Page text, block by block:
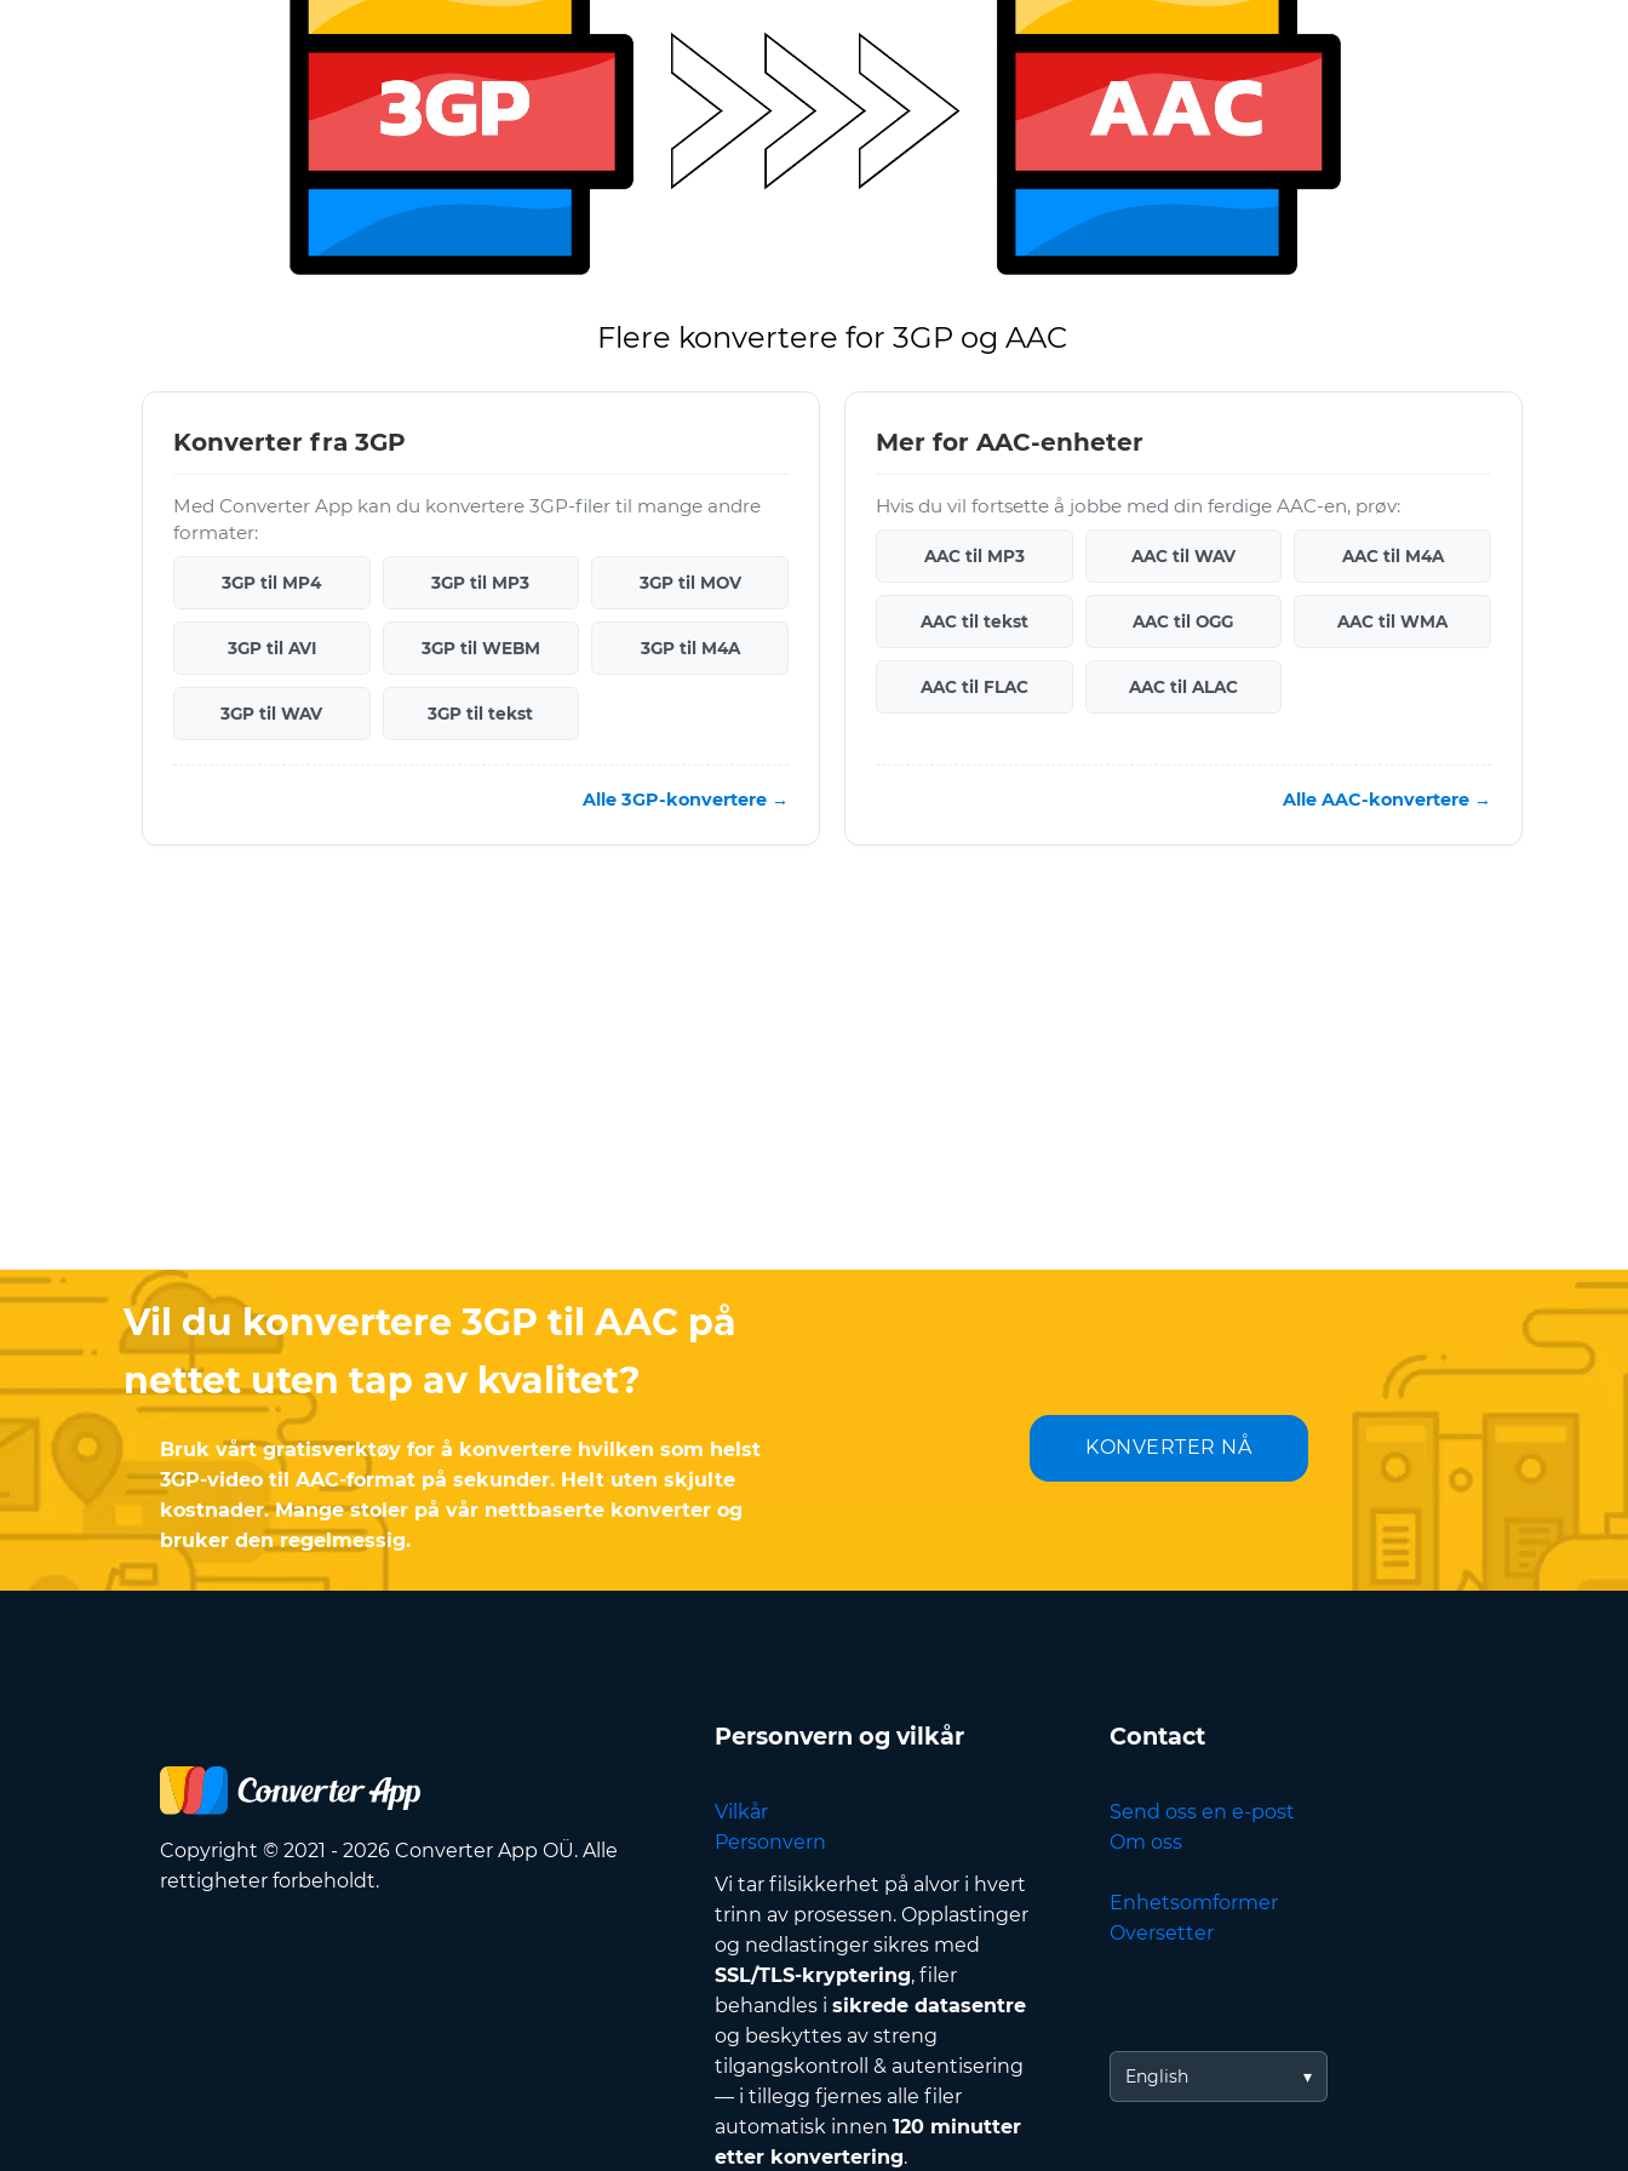
Flere konvertere for 3GP og AAC
Konverter fra 3GP
Med Converter App kan du konvertere 3GP-filer til mange andre
formater:
3GP til MP4 3GP til MP3 3GP til MOV
3GP til AVI 3GP til WEBM 3GP til M4A
3GP til WAV 3GP til tekst
Alle 3GP-konvertere →
Mer for AAC-enheter
Hvis du vil fortsette å jobbe med din ferdige AAC-en, prøv:
AAC til MP3 AAC til WAV AAC til M4A
AAC til tekst AAC til OGG AAC til WMA
AAC til FLAC AAC til ALAC
Alle AAC-konvertere →
Vil du konvertere 3GP til AAC på
nettet uten tap av kvalitet?
Bruk vårt gratisverktøy for å konvertere hvilken som helst
3GP-video til AAC-format på sekunder. Helt uten skjulte
kostnader. Mange stoler på vår nettbaserte konverter og
bruker den regelmessig.
KONVERTER NÅ
Copyright © 2021 - 2026 Converter App OÜ. Alle
rettigheter forbeholdt.
Personvern og vilkår
Vilkår
Personvern
Vi tar filsikkerhet på alvor i hvert
trinn av prosessen. Opplastinger
og nedlastinger sikres med
SSL/TLS-kryptering, filer
behandles i sikrede datasentre
og beskyttes av streng
tilgangskontroll & autentisering
— i tillegg fjernes alle filer
automatisk innen 120 minutter
etter konvertering.
Contact
Send oss en e-post
Om oss
Enhetsomformer
Oversetter
English